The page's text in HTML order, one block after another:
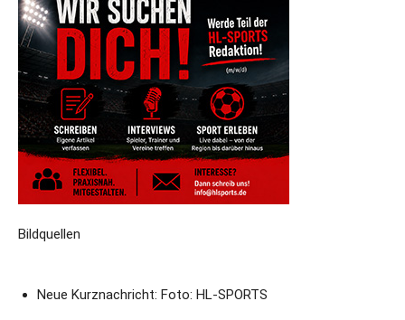
Bildquellen
Neue Kurznachricht: Foto: HL-SPORTS